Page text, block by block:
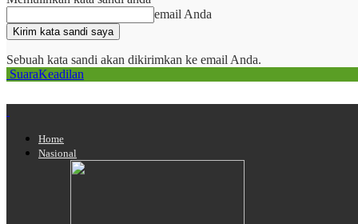
email Anda
Sebuah kata sandi akan dikirimkan ke email Anda.
SuaraKeadilan
Home
Nasional